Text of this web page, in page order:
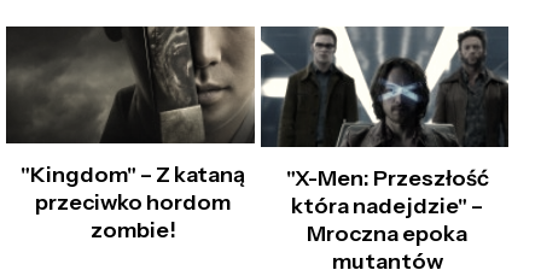
"Kingdom" – Z kataną
przeciwko hordom
zombie!
"X-Men: Przeszłość
która nadejdzie" –
Mroczna epoka
mutantów